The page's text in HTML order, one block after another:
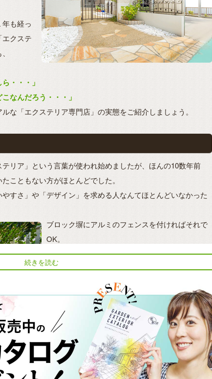
も経っ
クステ
・・・」
なんだろう・・・」
な「エクステリア専門店」の実態をご紹介しましょう。
リア」という言葉が使われ始めましたが、ほんの10数年前
こともない方がほとんどでした。
すさ」や「デザイン」を求める人なんてほとんどいなかった
ブロック塀にアルミのフェンスを付ければそれで
OK。
家の外回りに注意を向けるのは一部の豪邸に住む
方くらいなものでした。
しかし、デザイン性の高い住宅が安価に建てられ
る時代になるにつれ、建物に合わせて家の外側も
ちゃんと作りたい、という人が徐々に増えてきま
した。
「ヘンな穴の空いたブロックなんて使いたくない
す。
一般的な「インテリア」という言葉の対義語として、「外」を
続きを読む